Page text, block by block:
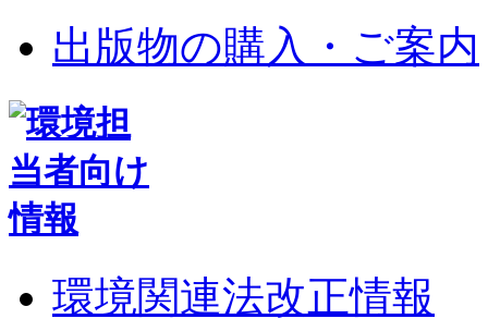
出版物の購入・ご案内
環境関連法改正情報